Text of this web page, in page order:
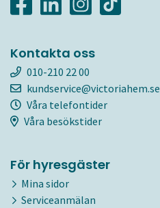
Kontakta oss
010-210 22 00
kundservice@victoriahem.se
Våra telefontider
Våra besökstider
För hyresgäster
Mina sidor
Serviceanmälan